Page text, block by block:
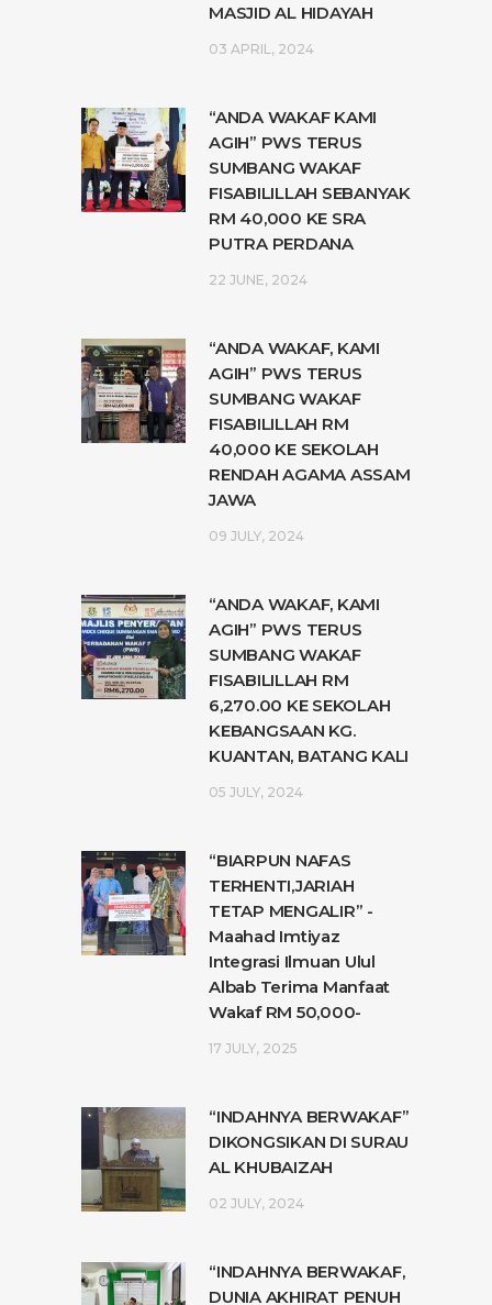
MASJID AL HIDAYAH
03 APRIL, 2024
“ANDA WAKAF KAMI
AGIH” PWS TERUS
SUMBANG WAKAF
FISABILILLAH SEBANYAK
RM 40,000 KE SRA
PUTRA PERDANA
22 JUNE, 2024
“ANDA WAKAF, KAMI
AGIH” PWS TERUS
SUMBANG WAKAF
FISABILILLAH RM
40,000 KE SEKOLAH
RENDAH AGAMA ASSAM
JAWA
09 JULY, 2024
“ANDA WAKAF, KAMI
AGIH” PWS TERUS
SUMBANG WAKAF
FISABILILLAH RM
6,270.00 KE SEKOLAH
KEBANGSAAN KG.
KUANTAN, BATANG KALI
05 JULY, 2024
“BIARPUN NAFAS
TERHENTI,JARIAH
TETAP MENGALIR” -
Maahad Imtiyaz
Integrasi Ilmuan Ulul
Albab Terima Manfaat
Wakaf RM 50,000-
17 JULY, 2025
“INDAHNYA BERWAKAF”
DIKONGSIKAN DI SURAU
AL KHUBAIZAH
02 JULY, 2024
“INDAHNYA BERWAKAF,
DUNIA AKHIRAT PENUH